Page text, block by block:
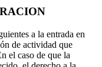
a la entrada en
de actividad que
el caso de que la